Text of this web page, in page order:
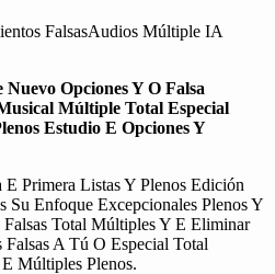
FalsasAudios Múltiple IA
Opciones Y O Falsa
Múltiple Total Especial
Estudio E Opciones Y
Primera Listas Y Plenos Edición
Su Enfoque Excepcionales Plenos Y
Total Múltiples Y E Eliminar
A Tú O Especial Total
Múltiples Plenos.